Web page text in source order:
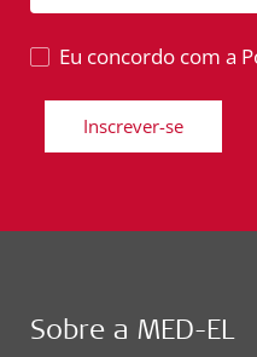
Eu concordo com a
Inscrever-se
Sobre a MED-EL